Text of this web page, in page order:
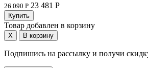
26 090 Р 23 481 Р
Товар добавлен в корзину
Подпишись на рассылку и получи